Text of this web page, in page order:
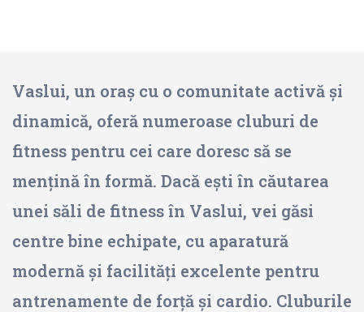
Vaslui, un oraș cu o comunitate activă și
dinamică, oferă numeroase cluburi de
fitness pentru cei care doresc să se
mențină în formă. Dacă ești în căutarea
unei săli de fitness în Vaslui, vei găsi
centre bine echipate, cu aparatură
modernă și facilități excelente pentru
antrenamente de forță și cardio. Cluburile